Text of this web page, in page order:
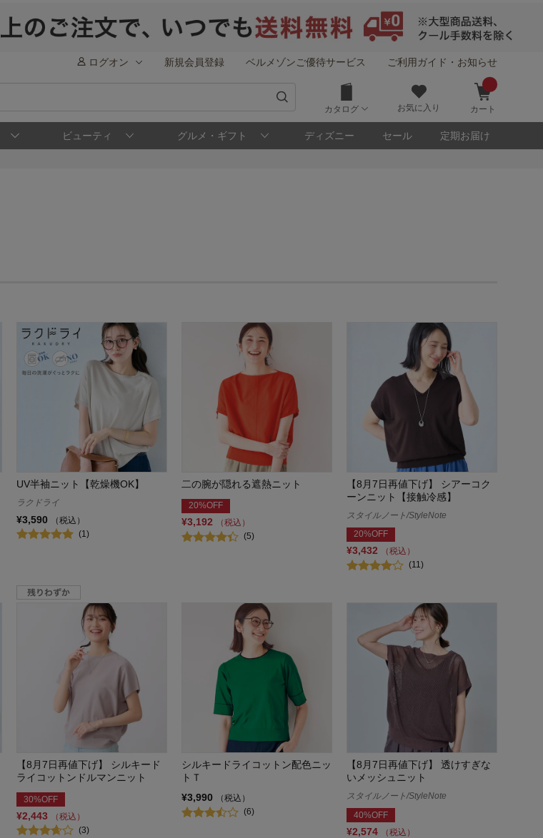
ログオン 新規会員登録 ベルメゾンご優待サービス ご利用ガイド・お知らせ
カタログ お気に入り カート
ビューティ グルメ・ギフト ディズニー セール 定期お届け
UV半袖ニット【乾燥機OK】
ラクドライ
¥3,590
（税込）
(1)
二の腕が隠れる遮熱ニット
20%OFF
¥3,192
（税込）
(5)
【8月7日再値下げ】 シアーコク
ーンニット【接触冷感】
スタイルノート/StyleNote
20%OFF
¥3,432
（税込）
(11)
【8月7日再値下げ】 シルキード
ライコットンドルマンニット
30%OFF
¥2,443
（税込）
(3)
シルキードライコットン配色ニッ
トＴ
¥3,990
（税込）
(6)
【8月7日再値下げ】 透けすぎな
いメッシュニット
スタイルノート/StyleNote
40%OFF
¥2,574
（税込）